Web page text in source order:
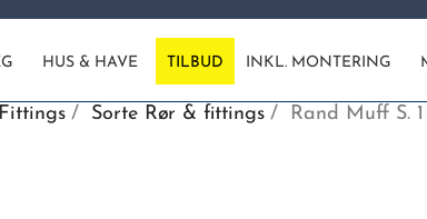
HUS & HAVE TILBUD INKL. MONTERING
Sorte Rør & fittings Rand Muff S. 1